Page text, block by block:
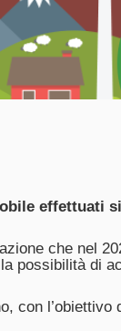
effettuati
che nel
possibilità di
con l’obiettivo